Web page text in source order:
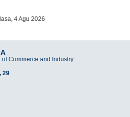
4 Agu 2026
Commerce and Industry
29